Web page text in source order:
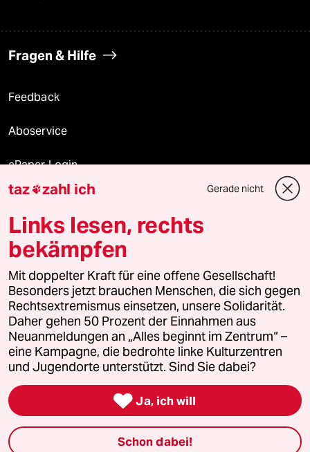
Fragen & Hilfe
Feedback
Aboservice
ePaper Login
Downloads für Abonnierende
© 2026 taz Verlags und Vertriebs GmbH
Alle Rechte vorbehalten. Bei rechtlichen Fragen oder für Genehmigungen
wenden Sie sich bitte an
lizenzen@taz.de
Feedback Redaktionsstatut Kommune-Richtlinien
Leitlinie Informant Datenschutz Impressum AGB
Seitenwende Einwilligungen widerrufen (Ads)
taz zahl ich Gerade nicht
Links lesen, rechts
bekämpfen
Mit doppelter Kraft für eine offene Gesellschaft!
Besonders jetzt brauchen Menschen, die sich gegen
Rechtsextremismus einsetzen, unsere Solidarität.
Daher gehen 50 Prozent der Einnahmen aus
Neuanmeldungen an „Alles beginnt im Zentrum“ –
eine Kampagne, die bedrohte linke Kulturzentren
und Jugendorte unterstützt. Sind Sie dabei?
 Ja, ich will
Schon dabei!